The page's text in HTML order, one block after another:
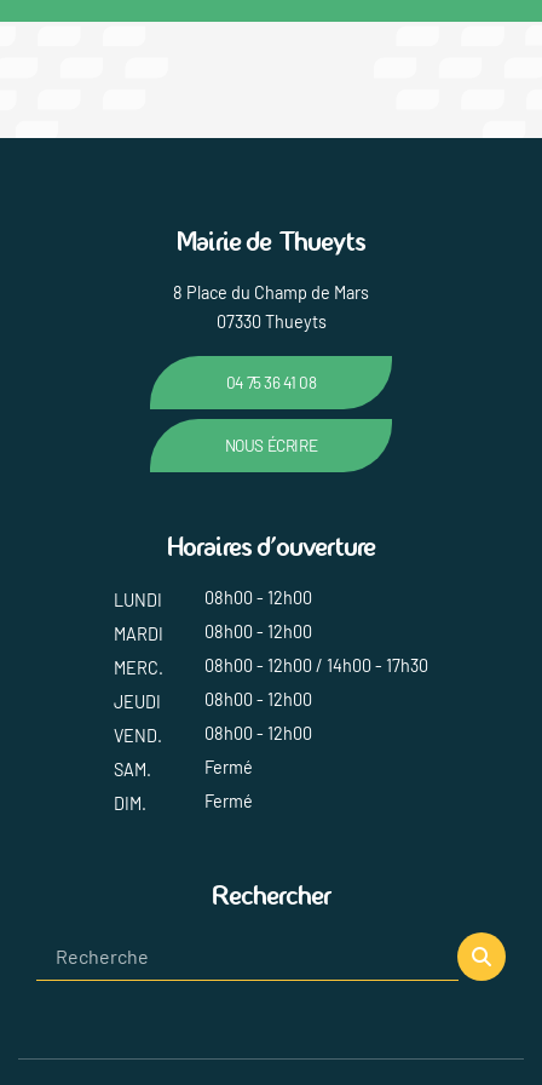
Mairie de Thueyts
8 Place du Champ de Mars
07330 Thueyts
04 75 36 41 08
NOUS ÉCRIRE
Horaires d'ouverture
LUNDI
08h00 - 12h00
MARDI
08h00 - 12h00
MERC.
08h00 - 12h00 / 14h00 - 17h30
JEUDI
08h00 - 12h00
VEND.
08h00 - 12h00
SAM.
Fermé
DIM.
Fermé
Rechercher